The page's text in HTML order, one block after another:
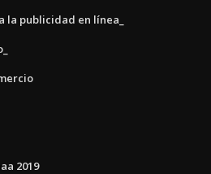
la publicidad en línea_
2019